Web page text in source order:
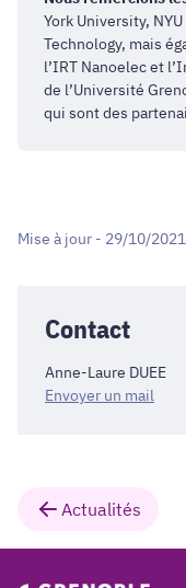
York University,
Technology, mais
l’IRT Nanoelec et
de l’Université
qui sont des
Mise à jour - 29/10/2021
Contact
Anne-Laure DUEE
Envoyer un mail
Actualités